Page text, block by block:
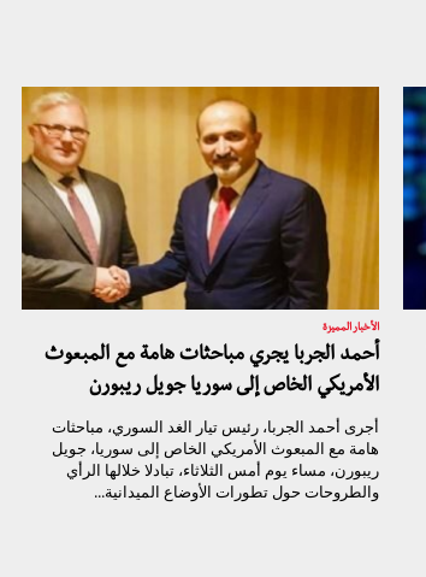
الأخبار المميزة
أحمد الجربا يجري مباحثات هامة مع المبعوث
الأمريكي الخاص إلى سوريا جويل ريبورن
أجرى أحمد الجربا، رئيس تيار الغد السوري، مباحثات
هامة مع المبعوث الأمريكي الخاص إلى سوريا، جويل
ريبورن، مساء يوم أمس الثلاثاء، تبادلا خلالها الرأي
والطروحات حول تطورات الأوضاع الميدانية...